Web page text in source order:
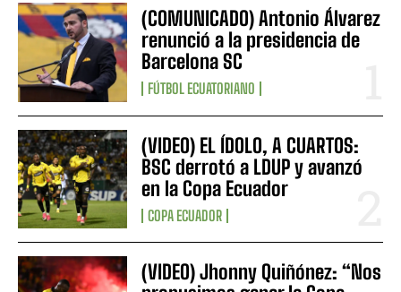
(COMUNICADO) Antonio Álvarez
renunció a la presidencia de
Barcelona SC
FÚTBOL ECUATORIANO
(VIDEO) EL ÍDOLO, A CUARTOS:
BSC derrotó a LDUP y avanzó
en la Copa Ecuador
COPA ECUADOR
(VIDEO) Jhonny Quiñónez: “Nos